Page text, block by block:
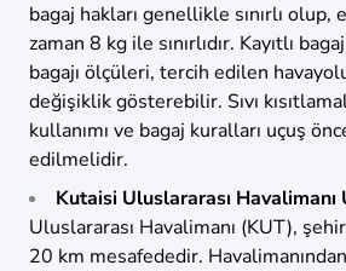
bagaj hakları genellikle sınırlı olup,
zaman 8 kg ile sınırlıdır. Kayıtlı
bagajı ölçüleri, tercih edilen
değişiklik gösterebilir. Sıvı
kullanımı ve bagaj kuralları uçuş
edilmelidir.
Kutaisi Uluslararası Havalimanı
Uluslararası Havalimanı (KUT),
20 km mesafededir.